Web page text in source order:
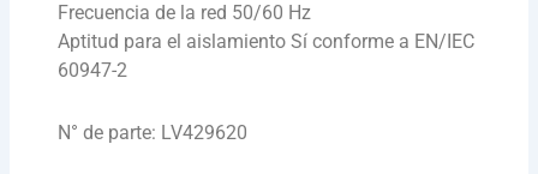
Frecuencia de la red 50/60 Hz
Aptitud para el aislamiento Sí conforme a EN/IEC
60947-2
N° de parte: LV429620